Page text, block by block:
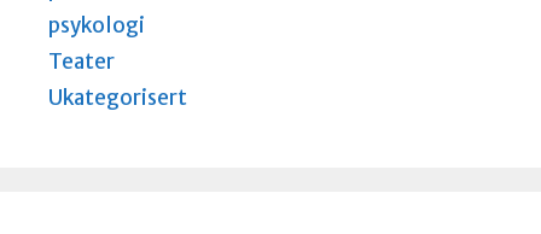
psykologi
Teater
Ukategorisert